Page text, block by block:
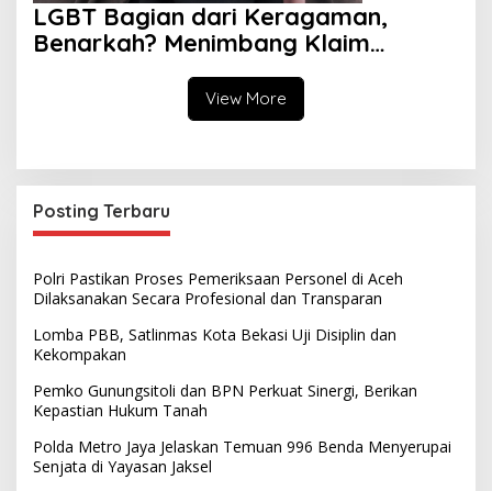
LGBT Bagian dari Keragaman,
Benarkah? Menimbang Klaim
Diversity dan Perspektif Islam
View More
Posting Terbaru
Polri Pastikan Proses Pemeriksaan Personel di Aceh
Dilaksanakan Secara Profesional dan Transparan
Lomba PBB, Satlinmas Kota Bekasi Uji Disiplin dan
Kekompakan
Pemko Gunungsitoli dan BPN Perkuat Sinergi, Berikan
Kepastian Hukum Tanah
Polda Metro Jaya Jelaskan Temuan 996 Benda Menyerupai
Senjata di Yayasan Jaksel